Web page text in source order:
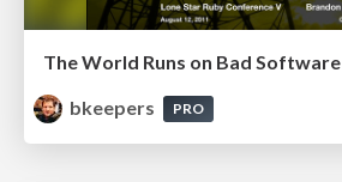
The World Runs on Bad Software
bkeepers
PRO